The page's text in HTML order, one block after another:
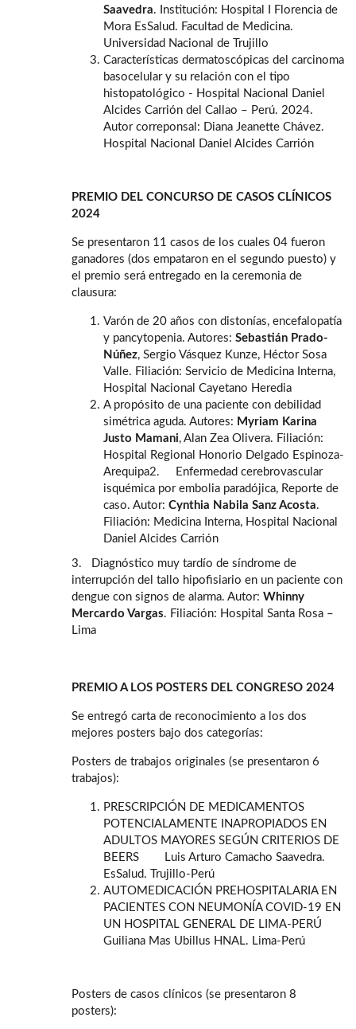
Saavedra. Institución: Hospital I Florencia de
Mora EsSalud. Facultad de Medicina.
Universidad Nacional de Trujillo
Características dermatoscópicas del carcinoma
basocelular y su relación con el tipo
histopatológico - Hospital Nacional Daniel
Alcides Carrión del Callao – Perú. 2024.
Autor correponsal: Diana Jeanette Chávez.
Hospital Nacional Daniel Alcides Carrión
PREMIO DEL CONCURSO DE CASOS CLÍNICOS
2024
Se presentaron 11 casos de los cuales 04 fueron
ganadores (dos empataron en el segundo puesto) y
el premio será entregado en la ceremonia de
clausura:
Varón de 20 años con distonías, encefalopatía
y pancytopenia. Autores: Sebastián Prado-
Núñez, Sergio Vásquez Kunze, Héctor Sosa
Valle. Filiación: Servicio de Medicina Interna,
Hospital Nacional Cayetano Heredia
A propósito de una paciente con debilidad
simétrica aguda. Autores: Myriam Karina
Justo Mamani, Alan Zea Olivera. Filiación:
Hospital Regional Honorio Delgado Espinoza-
Arequipa2. Enfermedad cerebrovascular
isquémica por embolia paradójica, Reporte de
caso. Autor: Cynthia Nabila Sanz Acosta.
Filiación: Medicina Interna, Hospital Nacional
Daniel Alcides Carrión
3. Diagnóstico muy tardío de síndrome de
interrupción del tallo hipofisiario en un paciente con
dengue con signos de alarma. Autor: Whinny
Mercardo Vargas. Filiación: Hospital Santa Rosa –
Lima
PREMIO A LOS POSTERS DEL CONGRESO 2024
Se entregó carta de reconocimiento a los dos
mejores posters bajo dos categorías:
Posters de trabajos originales (se presentaron 6
trabajos):
PRESCRIPCIÓN DE MEDICAMENTOS
POTENCIALAMENTE INAPROPIADOS EN
ADULTOS MAYORES SEGÚN CRITERIOS DE
BEERS Luis Arturo Camacho Saavedra.
EsSalud. Trujillo-Perú
AUTOMEDICACIÓN PREHOSPITALARIA EN
PACIENTES CON NEUMONÍA COVID-19 EN
UN HOSPITAL GENERAL DE LIMA-PERÚ
Guiliana Mas Ubillus HNAL. Lima-Perú
Posters de casos clínicos (se presentaron 8
posters):